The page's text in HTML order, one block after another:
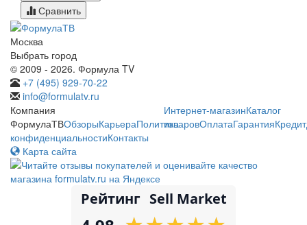
Сравнить
Москва
Выбрать город
© 2009 - 2026. Формула TV
+7 (495) 929-70-22
info@formulatv.ru
Компания
ФормулаТВОбзорыКарьераПолитика
конфиденциальностиКонтакты
Интернет-магазинКаталог
товаровОплатаГарантияКредит
Карта сайта
Рейтинг Sell Market